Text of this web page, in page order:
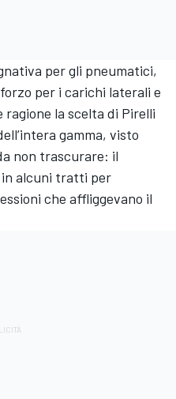
per gli pneumatici,
per i carichi laterali e
la scelta di Pirelli
gamma, visto
non trascurare: il
alcuni tratti per
che affliggevano il